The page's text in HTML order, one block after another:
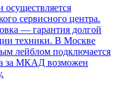
сервисного центра.
— гарантия долгой
техники. В Москве
лейблом подключается
за МКАД возможен